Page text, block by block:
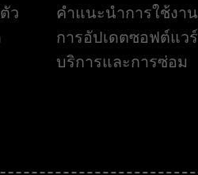
ว
คำแนะนำการใช้งาน
การอัปเดตซอฟต์แวร์
บริการและการซ่อม